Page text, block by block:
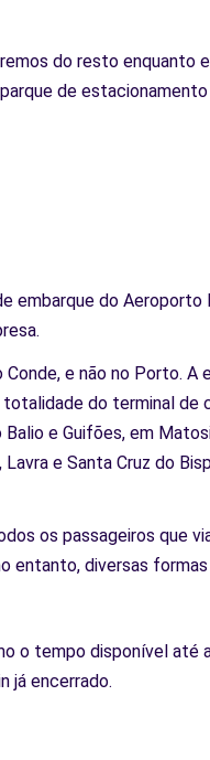
do resto enquanto
de
do Aeroporto
e não no Porto. A
do terminal de
e Guifões, em
e Santa Cruz do
os passageiros que
entanto, diversas
o tempo disponível até
já encerrado.